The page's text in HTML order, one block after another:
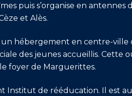
puis s’organise en
et Alès.
hébergement en centre-ville
des jeunes accueillis. Cette
foyer de Marguerittes.
Institut de rééducation. Il est